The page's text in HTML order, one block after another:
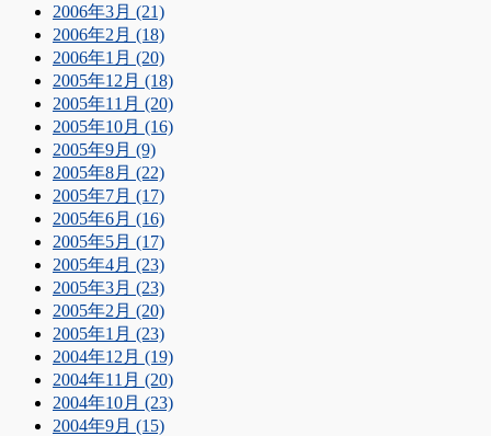
2006年3月 (21)
2006年2月 (18)
2006年1月 (20)
2005年12月 (18)
2005年11月 (20)
2005年10月 (16)
2005年9月 (9)
2005年8月 (22)
2005年7月 (17)
2005年6月 (16)
2005年5月 (17)
2005年4月 (23)
2005年3月 (23)
2005年2月 (20)
2005年1月 (23)
2004年12月 (19)
2004年11月 (20)
2004年10月 (23)
2004年9月 (15)